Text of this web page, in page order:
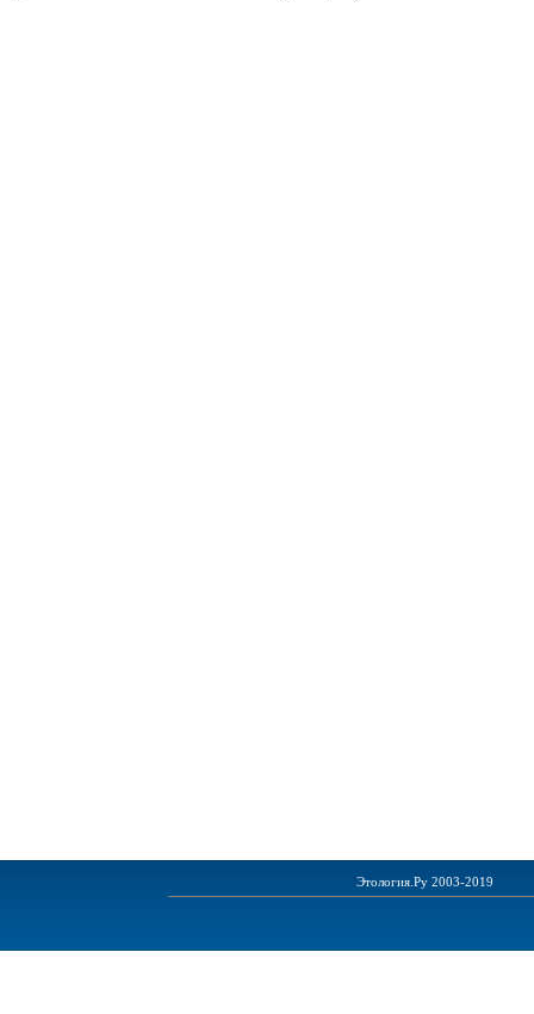
Этология.Ру 2003-2019